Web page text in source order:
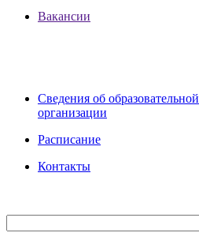
Вакансии
Сведения об образовательной
организации
Расписание
Контакты